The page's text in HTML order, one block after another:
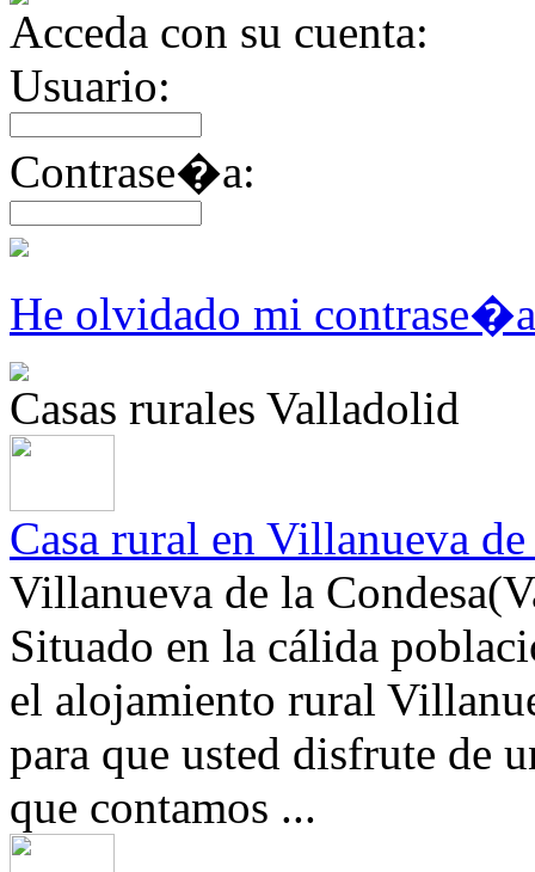
Acceda con su cuenta:
Usuario:
Contrase�a:
He olvidado mi contrase�a
Casas rurales Valladolid
Casa rural en Villanueva
Villanueva de la
Situado en la cálida
el alojamiento rural
para que usted disfrute de
que contamos ...